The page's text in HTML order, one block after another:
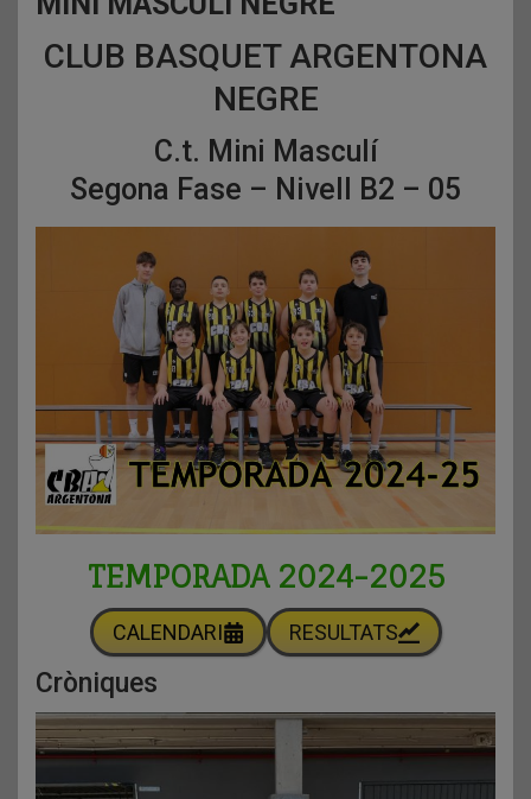
CLUB BASQUET ARGENTONA
NEGRE
C.t. Mini Masculí
Segona Fase – Nivell B2 – 05
TEMPORADA 2024-2025
CALENDARI RESULTATS
Cròniques